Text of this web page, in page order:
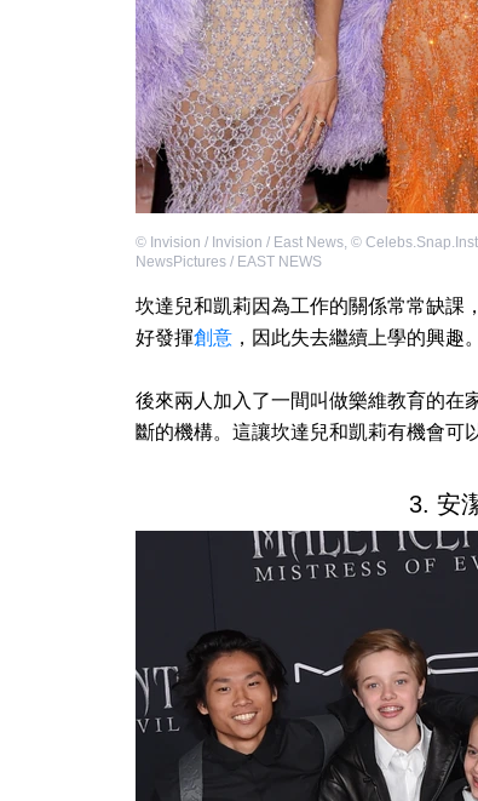
© Invision / Invision / East News, ©
NewsPictures / EAST NEWS
坎達兒和凱莉因為工作的關係常常缺課
好發揮創意 ，因此失去繼續上學的興趣。
後來兩人加入了一間叫做樂維教育的在
斷的機構。這讓坎達兒和凱莉有機會可
3. 安